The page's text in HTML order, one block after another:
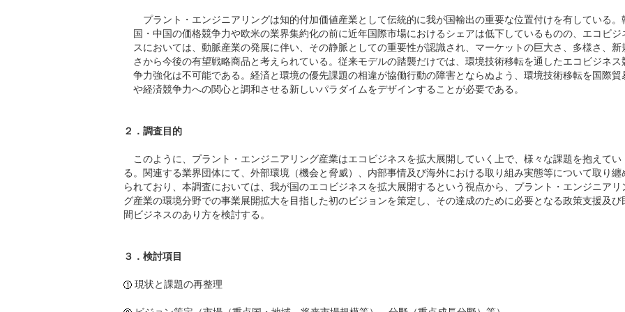
プラント・エンジニアリングは知的付加価値産業として伝統的に我が国輸出の重要な位置付けを有している。
国・中国の価格競争力や欧米の業界集約化の前に近年国際市場におけるシェアは低下しているものの、エコビジ
スにおいては、動脈産業の発展に伴い、その静脈としての重要性が認識され、マーケットの巨大さ、多様さ、新
さから今後の有望戦略商品と考えられている。従来モデルの踏襲だけでは、環境技術移転を通したエコビジネス
争力強化は不可能である。経済と環境の優先課題の相違が協働行動の障害とならぬよう、環境技術移転を国際貿
や経済競争力への関心と調和させる新しいパラダイムをデザインすることが必要である。
２．調査目的
このように、プラント・エンジニアリング産業はエコビジネスを拡大展開していく上で、様々な課題を抱えてい
る。関連する業界団体にて、外部環境（機会と脅威）、内部事情及び海外における取り組み実態等について取り纏
られており、本調査においては、我が国のエコビジネスを拡大展開するという視点から、プラント・エンジニアリ
グ産業の環境分野での事業展開拡大を目指した初のビジョンを策定し、その達成のために必要となる政策支援及び
間ビジネスのあり方を検討する。
３．検討項目
現状と課題の再整理